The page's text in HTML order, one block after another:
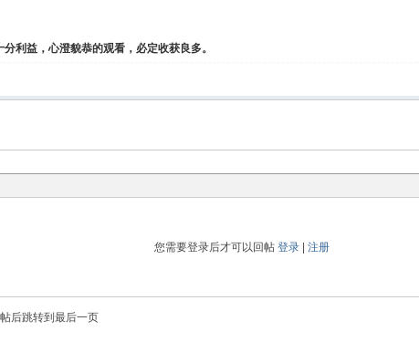
利益，心澄貌恭的观看，必定收获良多。
您需要登录后才可以回帖登录 |注册
后跳转到最后一页